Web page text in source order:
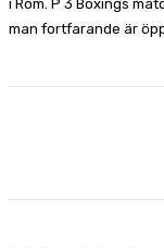
i Rom. P 3 Boxings
man fortfarande är